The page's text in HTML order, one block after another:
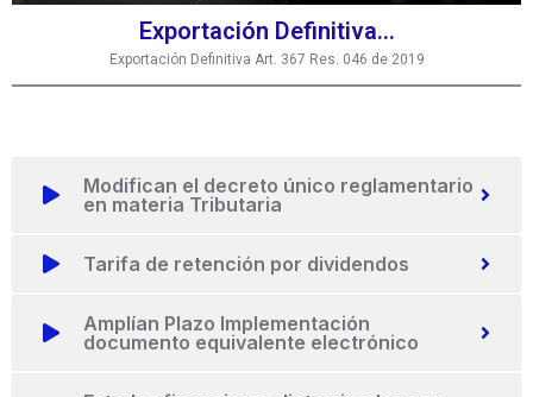
Exportación Definitiva...
Exportación Definitiva Art. 367 Res. 046 de 2019
Modifican el decreto único reglamentario
en materia Tributaria
Tarifa de retención por dividendos
Amplían Plazo Implementación
documento equivalente electrónico